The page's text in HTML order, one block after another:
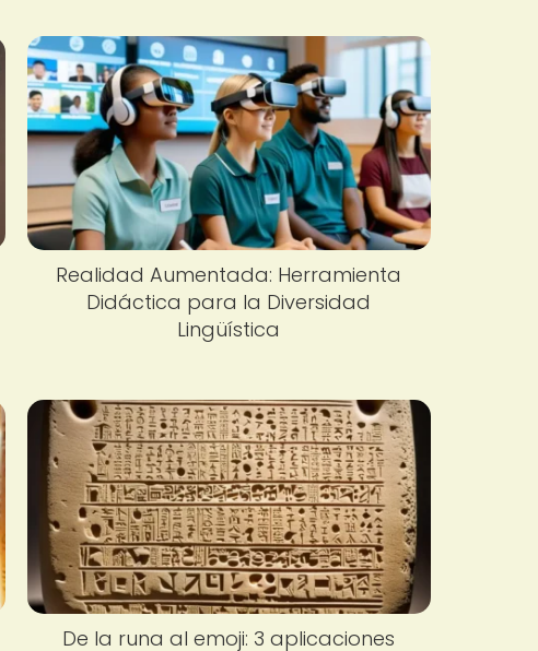
Realidad Aumentada: Herramienta
Didáctica para la Diversidad
Lingüística
De la runa al emoji: 3 aplicaciones